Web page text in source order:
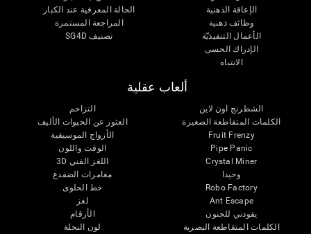
الإعاقة الذهنية
وظائف ذهنية
الأعمال التنفيذيّة
الإدراك الحسى
الانتباه
الحالة المعرفية عند الكبار
المراجعة المستمرة
تصنيف SG4D
ألعاب عقلية
الشطرنج اون لاين
الكلمات المتقاطعة الصغيرة
Fruit Frenzy
Pipe Panic
Crystal Miner
وحيدا
Robo Factory
Ant Escape
يقودني للجنون
الكلمات المتقاطعة البصرية
التزاحم
العثور عن الحيوات الأليف
الأزواج الموسيقية
الوقت واللون
اللغز الفني 3D
مغامرات الضفدع
خط الحلوى
لغز
الأرقام
لون النحلة